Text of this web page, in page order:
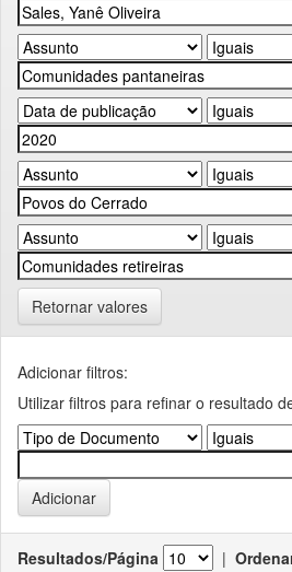
Retornar valores
Adicionar filtros:
Utilizar filtros para refinar o resultado
Resultados/Página |